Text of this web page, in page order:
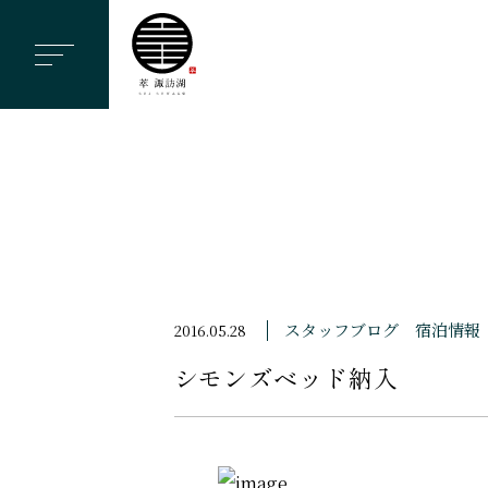
ー
シモンズベッド納入
2016.05.28 スタッフブログ 宿泊情報